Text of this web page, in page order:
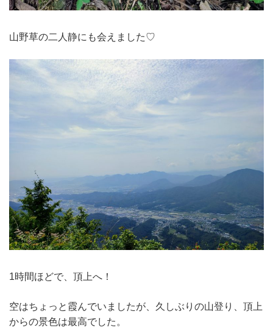
山野草の二人静にも会えました♡
1時間ほどで、頂上へ！
空はちょっと霞んでいましたが、久しぶりの山登り、頂上
からの景色は最高でした。